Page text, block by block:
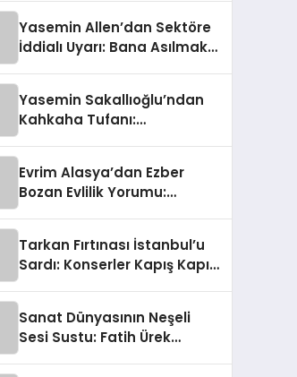
Yasemin Allen’dan Sektöre
İddialı Uyarı: Bana Asılmak
Yasemin Sakallıoğlu’ndan
Kahkaha Tufanı:
Evrim Alasya’dan Ezber
Bozan Evlilik Yorumu:
Tarkan Fırtınası İstanbul’u
Sardı: Konserler Kapış Kapış,
Sanat Dünyasının Neşeli
Sesi Sustu: Fatih Ürek